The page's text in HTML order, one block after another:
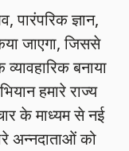
ज्ञान,
जाएगा, जिससे
बनाया
हमारे राज्य
के माध्यम से नई
अन्नदाताओं को